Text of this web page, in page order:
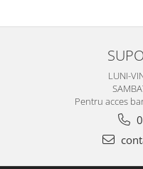
LUNI-
Pentru acces